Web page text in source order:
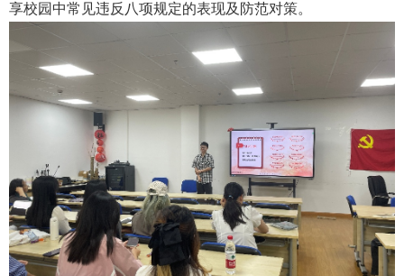
享校园中常见违反八项规定的表现及防范对策。